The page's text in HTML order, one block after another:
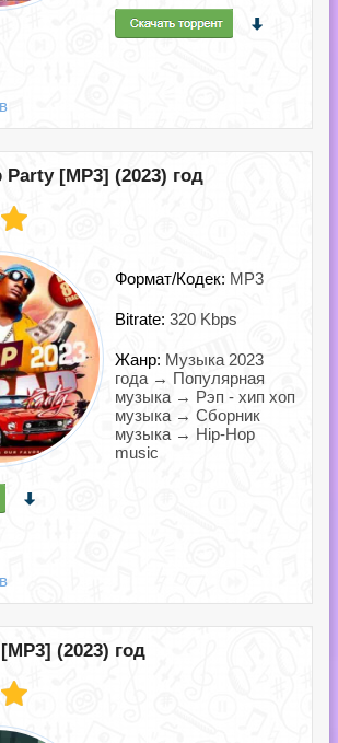
Party [MP3] (2023) год
Формат/Кодек: MP3
Bitrate: 320 Kbps
Жанр: Музыка 2023
года → Популярная
музыка → Рэп - хип хоп
музыка → Сборник
музыка → Hip-Hop
music
(2023) год